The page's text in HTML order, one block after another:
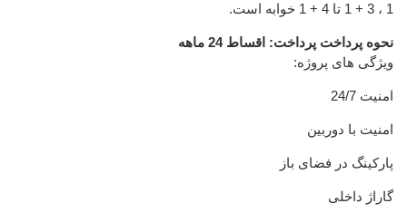
1 ، 3 + 1 تا 4 + 1 خوابه است.
نحوه پرداخت پرداخت: اقساط 24 ماهه
ویژگی های پروژه:
امنیت 24/7
امنیت با دوربین
پارکینگ در فضای باز
گاراژ داخلی